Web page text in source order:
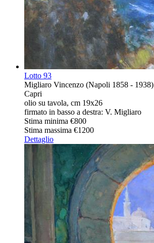
Lotto 93
Migliaro Vincenzo (Napoli 1858 - 1938)
Capri
olio su tavola, cm 19x26
firmato in basso a destra: V. Migliaro
Stima minima €800
Stima massima €1200
Dettaglio